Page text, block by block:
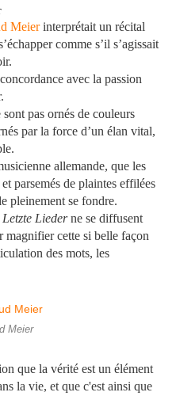
Meierinterprétait un récital
comme s’il s’agissait
avec la passion
sont pas ornés de couleurs
par la force d’un élan vital,
allemande, que les
parsemés de plaintes effilées
pleinement se fondre.
Liederne se diffusent
magnifier cette si belle façon
des mots, les
Meier
que la vérité est un élément
la vie, et que c'est ainsi que